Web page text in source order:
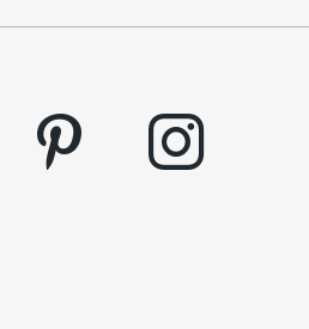
pinterest instagram